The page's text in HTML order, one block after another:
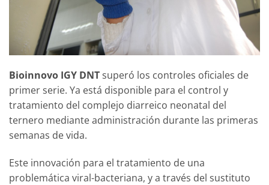
Bioinnovo IGY DNTsuperó los controles oficiales de
primer serie. Ya está disponible para el control y
tratamiento del complejo diarreico neonatal del
ternero mediante administración durante las primeras
semanas de vida.
Este innovación para el tratamiento de una
problemática viral-bacteriana, y a través del sustituto